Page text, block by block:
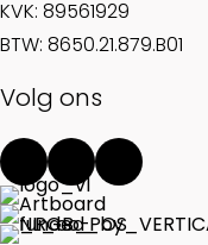
KVK: 89561929
BTW: 8650.21.879.B01
Volg ons